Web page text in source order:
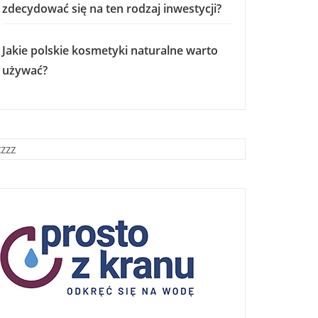
zdecydować się na ten rodzaj inwestycji?
Jakie polskie kosmetyki naturalne warto
używać?